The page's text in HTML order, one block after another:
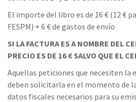
El importe del libro es de 16 € (12 €
FESPM) + 6 € de gastos de envío
SI LA FACTURA ES A NOMBRE DEL
PRECIO ES DE 16 € SALVO QUE EL
Aquellas peticiones que necesiten la
deben solicitarla en el momento de
datos fiscales necesarios para su